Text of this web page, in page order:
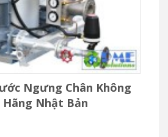
Ngưng Chân Không
Hãng Nhật Bản